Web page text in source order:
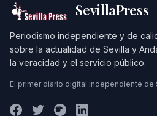
SevillaPress
Periodismo independiente y de
sobre la actualidad de Sevilla y
la veracidad y el servicio público.
El primer diario digital independiente de